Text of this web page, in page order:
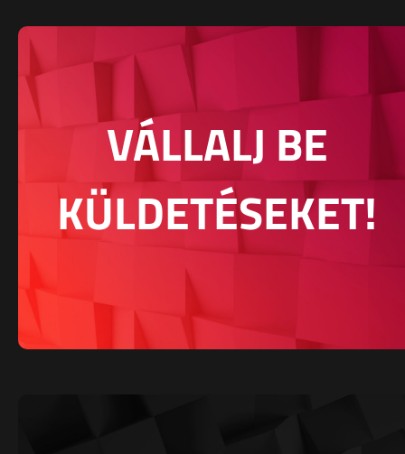
VÁLLALJ BE
KÜLDETÉSEKET!